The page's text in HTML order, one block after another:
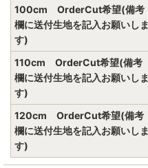
100cm OrderCut希望(備考
欄に送付生地を記入お願いしま
す)
110cm OrderCut希望(備考
欄に送付生地を記入お願いしま
す)
120cm OrderCut希望(備考
欄に送付生地を記入お願いしま
す)